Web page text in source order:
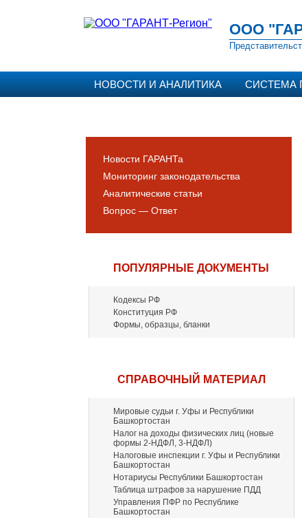
ООО
НОВОСТИ И АНАЛИТИКА СИСТЕМА
Новости ГАРАНТа
Мониторинг законодательства
Аналитические статьи
Вопрос — Ответ
ПОПУЛЯРНЫЕ ДОКУМЕНТЫ
Кодексы РФ
Конституция РФ
Формы, образцы, бланки
СПРАВОЧНЫЙ МАТЕРИАЛ
Мировые судьи г. Уфы и Республики
Башкортостан
Налог на доходы физических лиц (новые
формы 2-НДФЛ, 3-НДФЛ)
Налоговые инспекции г. Уфы и Республики
Башкортостан
Нотариусы Республики Башкортостан
Таблица штрафов за нарушение ПДД
Управления ПФР по Республике
Башкортостан